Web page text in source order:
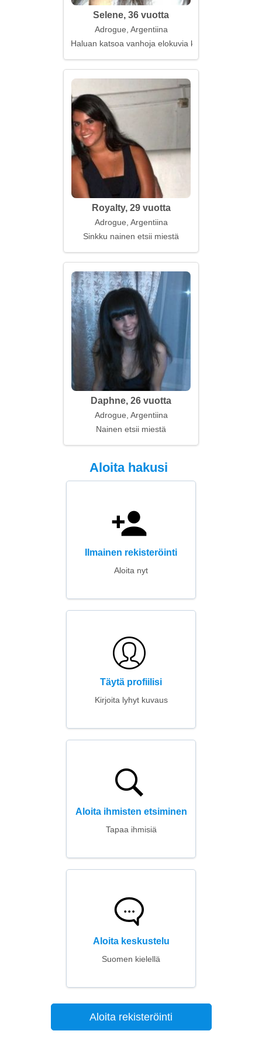
Selene, 36 vuotta
Adrogue, Argentiina
Haluan katsoa vanhoja elokuvia kanssasi
Royalty, 29 vuotta
Adrogue, Argentiina
Sinkku nainen etsii miestä
Daphne, 26 vuotta
Adrogue, Argentiina
Nainen etsii miestä
Aloita hakusi
Ilmainen rekisteröinti
Aloita nyt
Täytä profiilisi
Kirjoita lyhyt kuvaus
Aloita ihmisten etsiminen
Tapaa ihmisiä
Aloita keskustelu
Suomen kielellä
Aloita rekisteröinti